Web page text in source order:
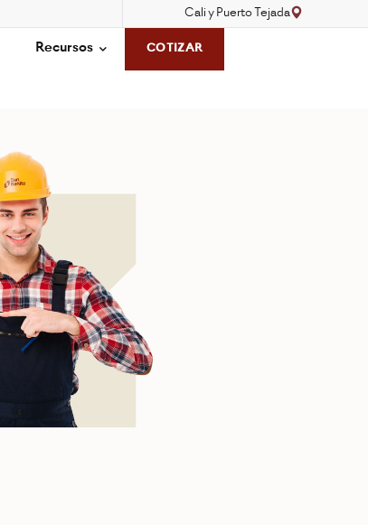
Cali y Puerto Tejada
Recursos COTIZAR